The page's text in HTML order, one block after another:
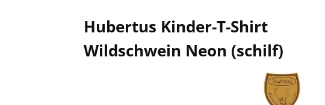
Hubertus Kinder-T-Shirt
Wildschwein Neon (schilf)